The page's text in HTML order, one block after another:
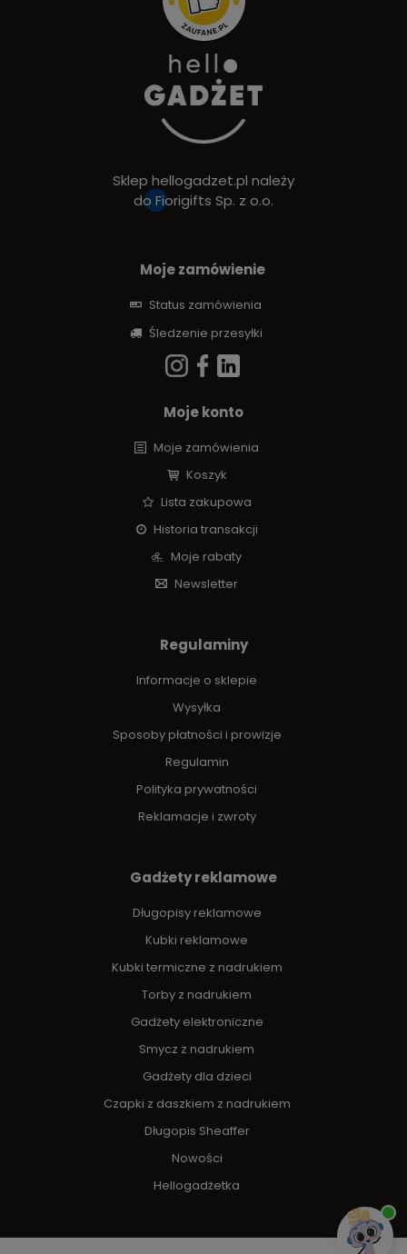
Sklep hellogadzet.pl należy
do Fiorigifts Sp. z o.o.
Moje zamówienie
Status zamówienia
Śledzenie przesyłki
Moje konto
Moje zamówienia
Koszyk
Lista zakupowa
Historia transakcji
Moje rabaty
Newsletter
Regulaminy
Informacje o sklepie
Wysyłka
Sposoby płatności i prowizje
Regulamin
Polityka prywatności
Reklamacje i zwroty
Gadżety reklamowe
Długopisy reklamowe
Kubki reklamowe
Kubki termiczne z nadrukiem
Torby z nadrukiem
Gadżety elektroniczne
Smycz z nadrukiem
Gadżety dla dzieci
Czapki z daszkiem z nadrukiem
Długopis Sheaffer
Nowości
Hellogadżetka